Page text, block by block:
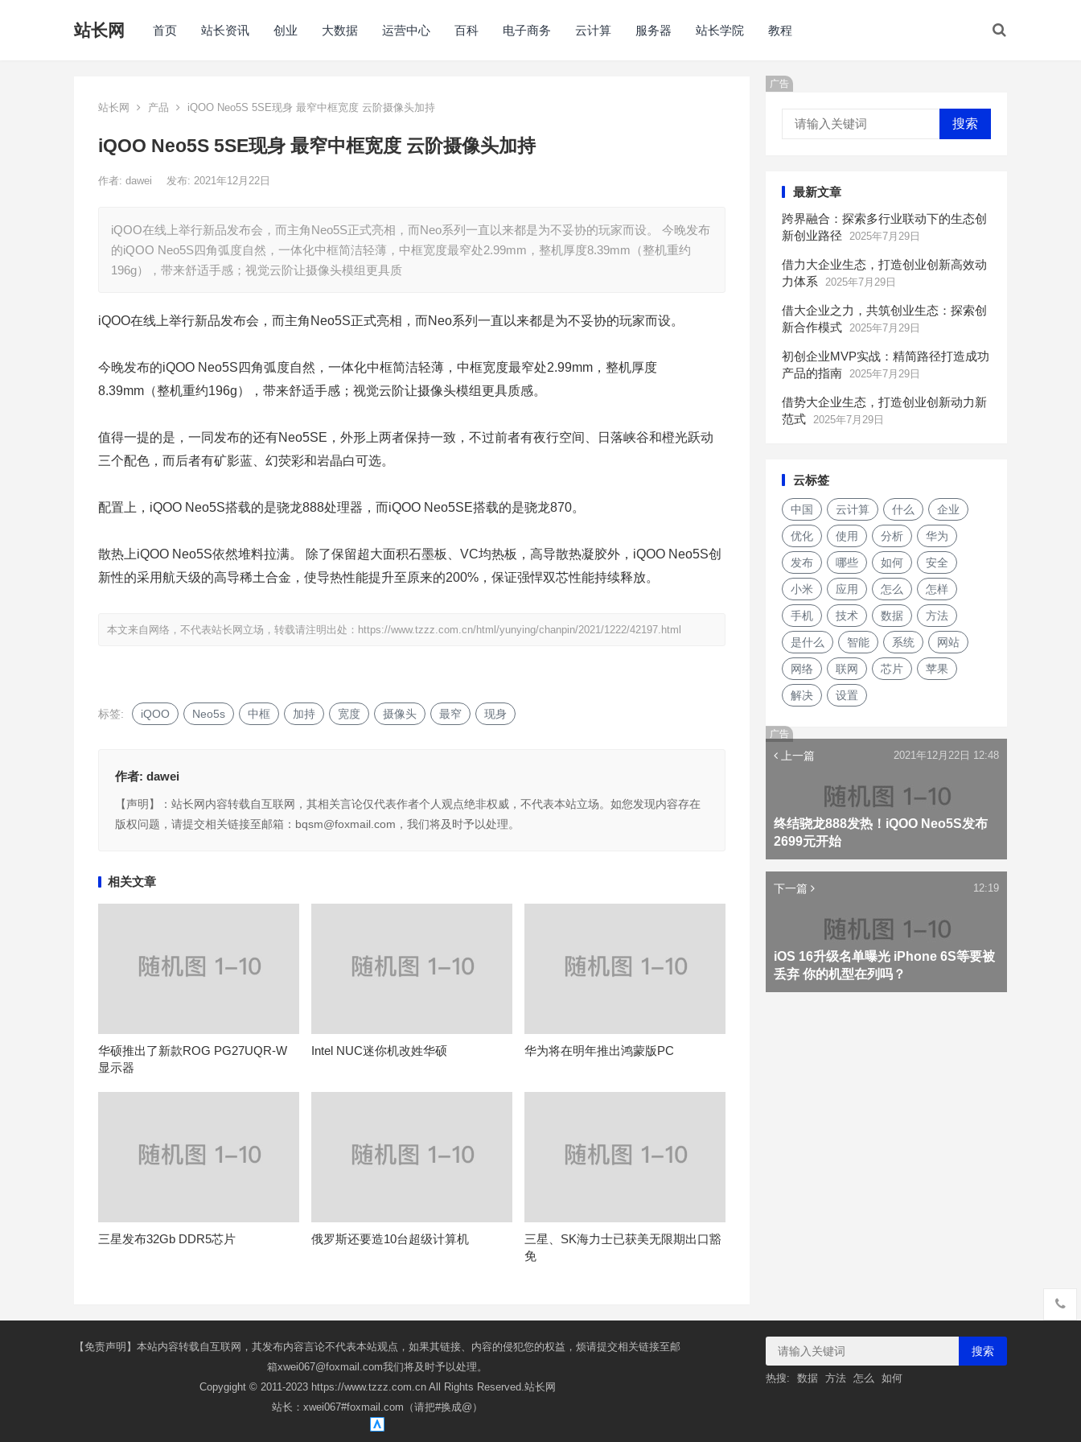
站长网 首页 站长资讯 创业 大数据 运营中心 百科 电子商务 云计算 服务器 站长学院 教程
站长网 产品 iQOO Neo5S 5SE现身 最窄中框宽度 云阶摄像头加持
iQOO Neo5S 5SE现身 最窄中框宽度 云阶摄像头加持
作者: dawei 发布: 2021年12月22日
iQOO在线上举行新品发布会，而主角Neo5S正式亮相，而Neo系列一直以来都是为不妥协的玩家而设。 今晚发布
的iQOO Neo5S四角弧度自然，一体化中框简洁轻薄，中框宽度最窄处2.99mm，整机厚度8.39mm（整机重约
196g），带来舒适手感；视觉云阶让摄像头模组更具质
iQOO在线上举行新品发布会，而主角Neo5S正式亮相，而Neo系列一直以来都是为不妥协的玩家而设。
今晚发布的iQOO Neo5S四角弧度自然，一体化中框简洁轻薄，中框宽度最窄处2.99mm，整机厚度
8.39mm（整机重约196g），带来舒适手感；视觉云阶让摄像头模组更具质感。
值得一提的是，一同发布的还有Neo5SE，外形上两者保持一致，不过前者有夜行空间、日落峡谷和橙光跃动
三个配色，而后者有矿影蓝、幻荧彩和岩晶白可选。
配置上，iQOO Neo5S搭载的是骁龙888处理器，而iQOO Neo5SE搭载的是骁龙870。
散热上iQOO Neo5S依然堆料拉满。 除了保留超大面积石墨板、VC均热板，高导散热凝胶外，iQOO Neo5S创
新性的采用航天级的高导稀土合金，使导热性能提升至原来的200%，保证强悍双芯性能持续释放。
本文来自网络，不代表站长网立场，转载请注明出处： https://www.tzzz.com.cn/html/yunying/chanpin/2021/1222/42197.html
标签: iQOO Neo5s 中框 加持 宽度 摄像头 最窄 现身
作者: dawei
【声明】：站长网内容转载自互联网，其相关言论仅代表作者个人观点绝非权威，不代表本站立场。如您发现内容存在
版权问题，请提交相关链接至邮箱：bqsm@foxmail.com，我们将及时予以处理。
相关文章
华硕推出了新款ROG PG27UQR-W
显示器
Intel NUC迷你机改姓华硕 华为将在明年推出鸿蒙版PC
三星发布32Gb DDR5芯片 俄罗斯还要造10台超级计算机
三星、SK海力士已获美无限期出口豁
免
广告
搜索
最新文章
跨界融合：探索多行业联动下的生态创
新创业路径
2025年7月29日
借力大企业生态，打造创业创新高效动
力体系
2025年7月29日
借大企业之力，共筑创业生态：探索创
新合作模式 2025年7月29日
初创企业MVP实战：精简路径打造成功
产品的指南 2025年7月29日
借势大企业生态，打造创业创新动力新
范式 2025年7月29日
云标签
中国 云计算 什么 企业
优化 使用 分析 华为
发布 哪些 如何 安全
小米 应用 怎么 怎样
手机 技术 数据 方法
是什么 智能 系统 网站
网络 联网 芯片 苹果
解决 设置
广告
上一篇
终结骁龙888发热！iQOO Neo5S发布
2699元开始
2021年12月22日 12:48
下一篇
iOS 16升级名单曝光 iPhone 6S等要被
丢弃 你的机型在列吗？
12:19
【免责声明】本站内容转载自互联网，其发布内容言论不代表本站观点，如果其链接、内容的侵犯您的权益，烦请提交相关链接至邮
箱xwei067@foxmail.com我们将及时予以处理。
Copygight © 2011-2023 https://www.tzzz.com.cn All Rights Reserved.站长网
站长：xwei067#foxmail.com（请把#换成@）
搜索
热搜: 数据 方法 怎么 如何